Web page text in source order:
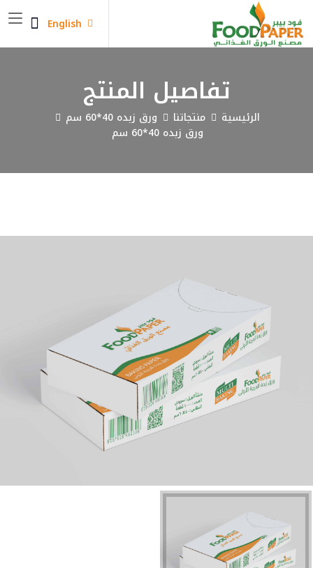
English
تفاصيل المنتج
الرئيسية منتجاتنا
ورق زبده 40*60 سم
ورق زبده 40*60 سم